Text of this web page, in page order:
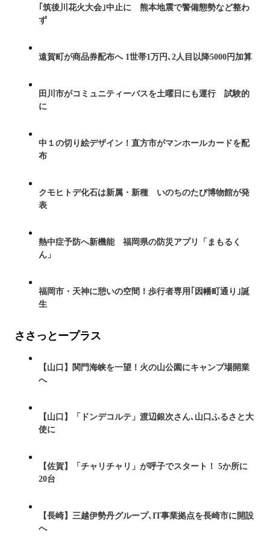
｢筑後川花火大会｣中止に 熊本地震で警備態勢など整わ
ず
遠賀町が商品券配布へ 1世帯1万円､2人目以降5000円加算
田川市がコミュニティーバスを土曜日にも運行 試験的
に
中１の切り絵デザイン！直方市がマンホールカードを配
布
クモヒトデ化石は新属・新種 いのちのたび博物館が発
表
熱中症予防へ新機能 福岡県の防災アプリ「まもるく
ん」
福岡市・天神に憩いの空間！歩行者専用｢因幡町通り｣誕
生
ささっとープラス
【山口】関門海峡を一望！火の山公園にキャンプ場開業
へ
【山口】「ドンデコルテ」渡辺銀次さん､山口ふるさと大
使に
【佐賀】「チャリチャリ」が呼子でスタート！ 5か所に
20台
【長崎】三越伊勢丹グループ､IT事業拠点を長崎市に開設
へ